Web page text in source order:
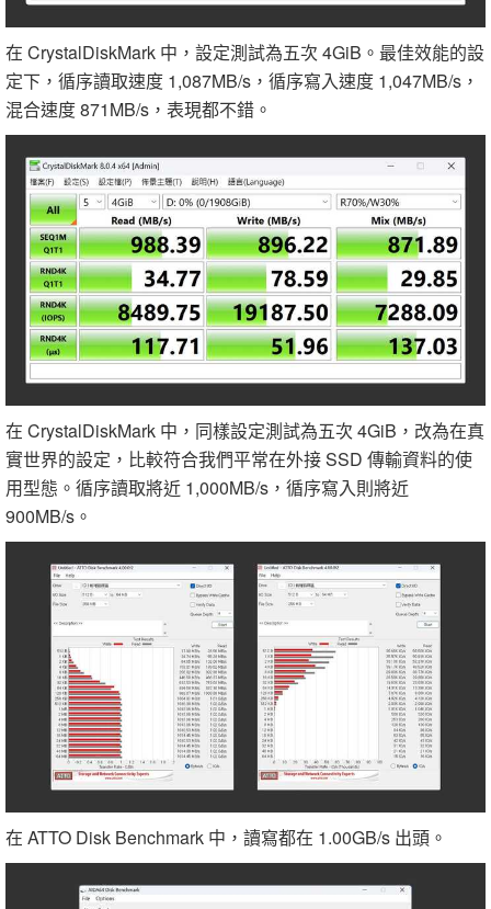
在 CrystalDiskMark 中，設定測試為五次 4GiB。最佳效能的設
定下，循序讀取速度 1,087MB/s，循序寫入速度 1,047MB/s，
混合速度 871MB/s，表現都不錯。
在 CrystalDiskMark 中，同樣設定測試為五次 4GiB，改為在真
實世界的設定，比較符合我們平常在外接 SSD 傳輸資料的使
用型態。循序讀取將近 1,000MB/s，循序寫入則將近
900MB/s。
在 ATTO Disk Benchmark 中，讀寫都在 1.00GB/s 出頭。